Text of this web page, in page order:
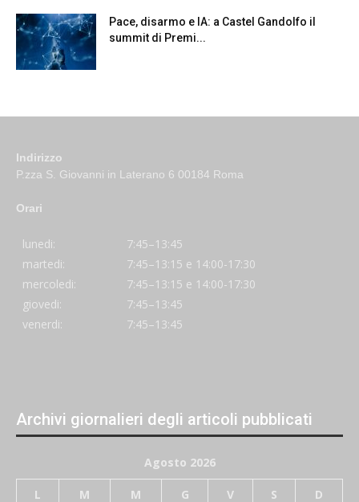
Pace, disarmo e IA: a Castel Gandolfo il
summit di Premi...
Indirizzo
P.zza S. Giovanni in Laterano 6 00184 Roma
Orari
lunedi:
7:45–13:45
martedi:
7:45–13:15 e 14:00-17:30
mercoledi:
7:45–13:15 e 14:00-17:30
giovedi:
7:45–13:45
venerdi:
7:45–13:45
Archivi giornalieri degli articoli pubblicati
Agosto 2026
L M M G V S D